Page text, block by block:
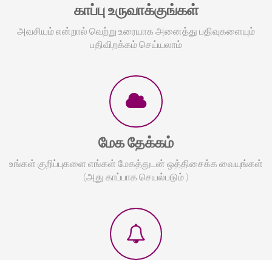
காப்பு உருவாக்குங்கள்
அவசியம் என்றால் வெற்று உரையாக அனைத்து பதிவுகளையும்
பதிவிறக்கம் செய்யலாம்
மேக தேக்கம்
உங்கள் குறிப்புகளை எங்கள் மேகத்துடன் ஒத்திசைக்க வையுங்கள்
(அது காப்பாக செயல்படும் )